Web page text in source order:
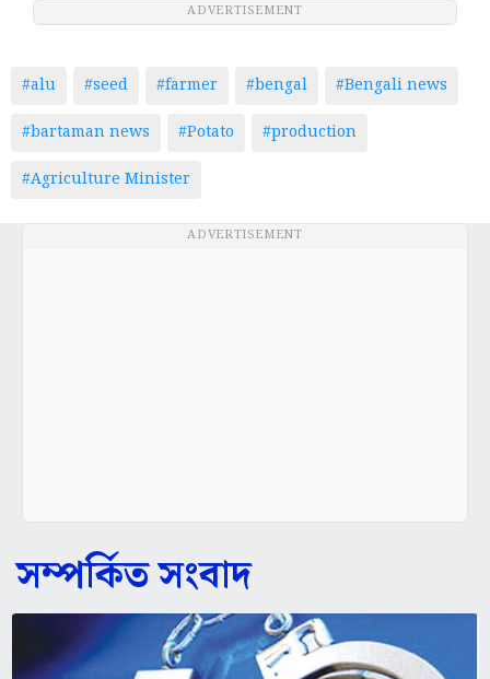
ADVERTISEMENT
#alu #seed #farmer #bengal
#Bengali news
#bartaman news
#Potato
#production
#Agriculture Minister
ADVERTISEMENT
সম্পর্কিত সংবাদ